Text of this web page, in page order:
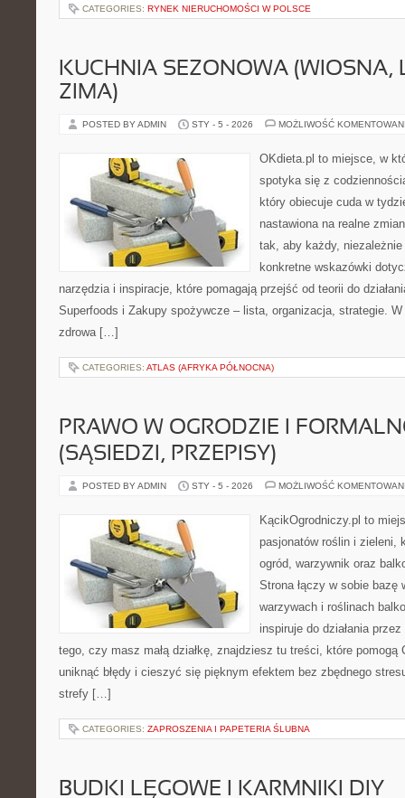
CATEGORIES: RYNEK NIERUCHOMOŚCI W POLSCE
KUCHNIA SEZONOWA (WIOSNA,
ZIMA)
POSTED BY ADMIN STY - 5 - 2026 MOŻLIWOŚĆ
OKdieta.pl to miejsce, w
spotyka się z
który obiecuje cuda w
nastawiona na realne
tak, aby każdy,
konkretne wskazówki
narzędzia i inspiracje, które pomagają przejść od teorii do
Superfoods i Zakupy spożywcze – lista, organizacja, strategie.
zdrowa […]
CATEGORIES: ATLAS (AFRYKA PÓŁNOCNA)
PRAWO W OGRODZIE I
(SĄSIEDZI, PRZEPISY)
POSTED BY ADMIN STY - 5 - 2026 MOŻLIWOŚĆ
KącikOgrodniczy.pl to
pasjonatów roślin i zieleni,
ogród, warzywnik oraz
Strona łączy w sobie bazę
warzywach i roślinach
inspiruje do działania
tego, czy masz małą działkę, znajdziesz tu treści, które pomogą
uniknąć błędy i cieszyć się pięknym efektem bez zbędnego
strefy […]
CATEGORIES: ZAPROSZENIA I PAPETERIA ŚLUBNA
BUDKI LĘGOWE I KARMNIKI DIY